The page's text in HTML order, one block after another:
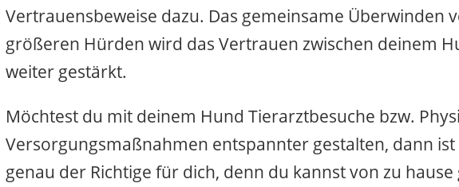
Vertrauensbeweise dazu. Das gemeinsame Überwinden
größeren Hürden wird das Vertrauen zwischen deinem
weiter gestärkt.
Möchtest du mit deinem Hund Tierarztbesuche bzw.
Versorgungsmaßnahmen entspannter gestalten, dann ist
genau der Richtige für dich, denn du kannst von zu hause